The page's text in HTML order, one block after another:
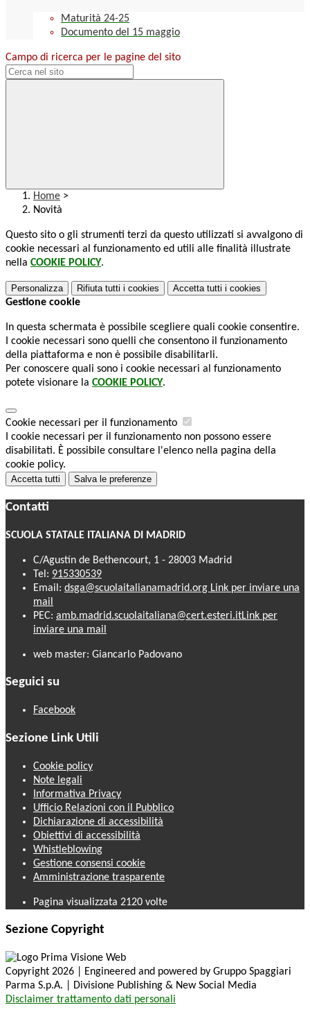
Maturità 24-25
Documento del 15 maggio
Campo di ricerca per le pagine del sito
Home >
Novità
Questo sito o gli strumenti terzi da questo utilizzati si avvalgono di
cookie necessari al funzionamento ed utili alle finalità illustrate
nella COOKIE POLICY.
Personalizza Rifiuta tutti i cookies Accetta tutti i cookies
Gestione cookie
In questa schermata è possibile scegliere quali cookie consentire.
I cookie necessari sono quelli che consentono il funzionamento
della piattaforma e non è possibile disabilitarli.
Per conoscere quali sono i cookie necessari al funzionamento
potete visionare la COOKIE POLICY.
Cookie necessari per il funzionamento
I cookie necessari per il funzionamento non possono essere
disabilitati. È possibile consultare l'elenco nella pagina della
cookie policy.
Accetta tutti Salva le preferenze
Contatti
SCUOLA STATALE ITALIANA DI MADRID
C/Agustín de Bethencourt, 1 - 28003 Madrid
Tel: 915330539
Email: dsga@scuolaitalianamadrid.org Link per inviare una
mail
PEC: amb.madrid.scuolaitaliana@cert.esteri.itLink per
inviare una mail
web master: Giancarlo Padovano
Seguici su
Facebook
Sezione Link Utili
Cookie policy
Note legali
Informativa Privacy
Ufficio Relazioni con il Pubblico
Dichiarazione di accessibilità
Obiettivi di accessibilità
Whistleblowing
Gestione consensi cookie
Amministrazione trasparente
Pagina visualizzata 2120 volte
Sezione Copyright
Copyright 2026 | Engineered and powered by Gruppo Spaggiari
Parma S.p.A. | Divisione Publishing & New Social Media
Disclaimer trattamento dati personali